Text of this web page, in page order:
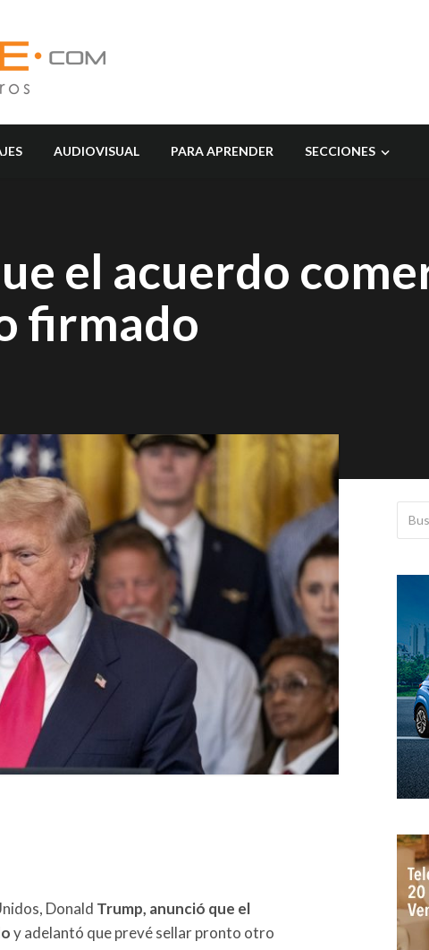
AUDIOVISUAL PARA APRENDER SECCIONES
el acuerdo
firmado
Donald Trump, anunció que el
oy adelantó que prevé sellar pronto otro